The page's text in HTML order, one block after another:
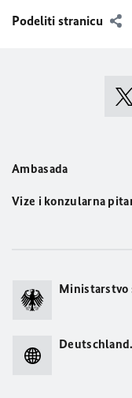
Podeliti stranicu
Ambasada
Vize i konzularna
Ministarstvo